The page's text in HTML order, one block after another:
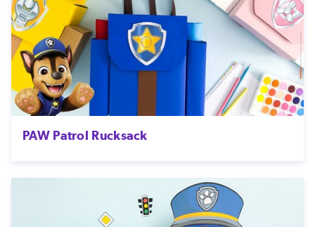
PAW Patrol Rucksack